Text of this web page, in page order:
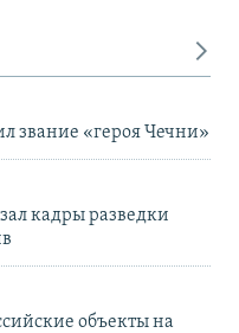
звание «героя Чечни»
кадры разведки
объекты на